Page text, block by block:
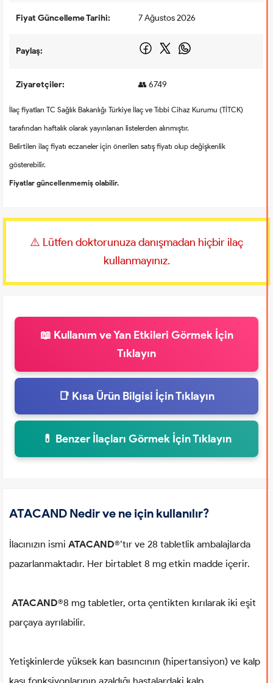
Fiyat Güncelleme Tarihi: 7 Ağustos 2026
Paylaş:
Ziyaretçiler: 👥 6749
İlaç fiyatları TC Sağlık Bakanlığı Türkiye İlaç ve Tıbbi Cihaz Kurumu (TİTCK)
tarafından haftalık olarak yayınlanan listelerden alınmıştır.
Belirtilen ilaç fiyatı eczaneler için önerilen satış fiyatı olup değişkenlik
gösterebilir.
Fiyatlar güncellenmemiş olabilir.
⚠️ Lütfen doktorunuza danışmadan hiçbir ilaç
kullanmayınız.
📖 Kullanım ve Yan Etkileri Görmek İçin
Tıklayın
📑 Kısa Ürün Bilgisi İçin Tıklayın
💊 Benzer İlaçları Görmek İçin Tıklayın
ATACAND Nedir ve ne için kullanılır?
İlacınızın ismiATACAND®’tır ve 28 tabletlik ambalajlarda
pazarlanmaktadır. Her birtablet 8 mg etkin madde içerir.
ATACAND®8 mg tabletler, orta çentikten kırılarak iki eşit
parçaya ayrılabilir.
Yetişkinlerde yüksek kan basıncının (hipertansiyon) ve kalp